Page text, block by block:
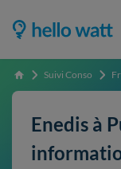
Accueil Suivi Conso
Enedis à